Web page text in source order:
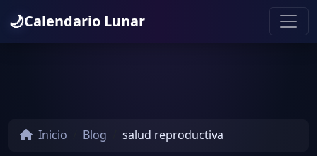
🌙Calendario Lunar
Inicio Blog salud reproductiva